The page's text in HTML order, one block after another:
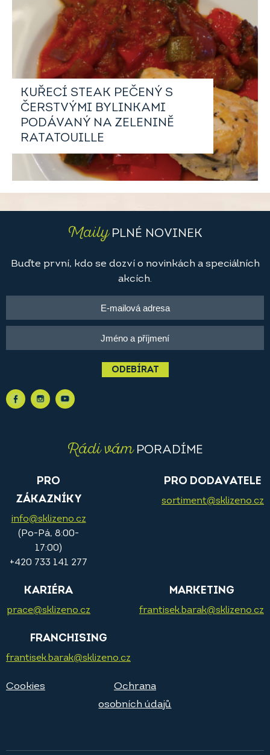
KUŘECÍ STEAK PEČENÝ S
ČERSTVÝMI BYLINKAMI
PODÁVANÝ NA ZELENINĚ
RATATOUILLE
MailyPLNÉ NOVINEK
Buďte první, kdo se dozví o novinkách a speciálních
akcích.
ODEBÍRAT
Rádi vámPORADÍME
PRO
ZÁKAZNÍKY
info@sklizeno.cz
(Po-Pá, 8:00-
17:00)
+420 733 141 277
PRO DODAVATELE
sortiment@sklizeno.cz
KARIÉRA
prace@sklizeno.cz
MARKETING
frantisek.barak@sklizeno.cz
FRANCHISING
frantisek.barak@sklizeno.cz
Cookies
Ochrana
osobních údajů